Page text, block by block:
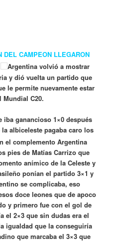
DEL CAMPEON LLEGARON
Argentina volvió a mostrar
y dió vuelta un partido que
le permite nuevamente estar
Mundial C20.
ganancioso 1×0 después
albiceleste pagaba caro los
el complemento Argentina
pies de Matías Carrizo que
anímico de la Celeste y
ponían el partido 3×1 y
se complicaba, eso
doce leones que de apoco
y primero fue con el gol de
el 2×3 que sin dudas era el
igualdad que la conseguiría
que marcaba el 3×3 que